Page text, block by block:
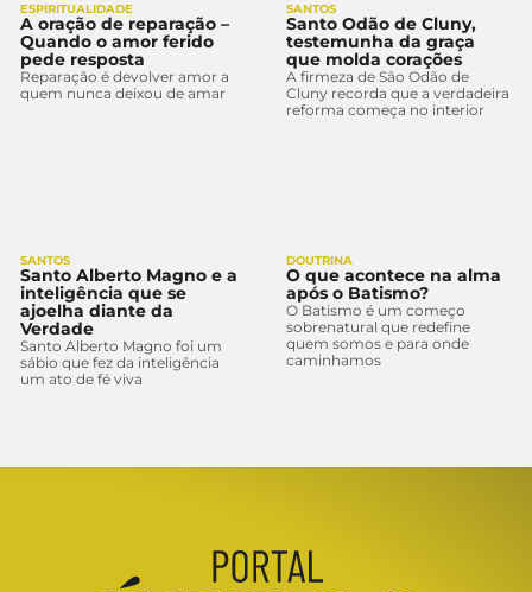
ESPIRITUALIDADE
A oração de reparação –
Quando o amor ferido
pede resposta
Reparação é devolver amor a
quem nunca deixou de amar
SANTOS
Santo Odão de Cluny,
testemunha da graça
que molda corações
A firmeza de São Odão de
Cluny recorda que a verdadeira
reforma começa no interior
SANTOS
Santo Alberto Magno e a
inteligência que se
ajoelha diante da
Verdade
Santo Alberto Magno foi um
sábio que fez da inteligência
um ato de fé viva
DOUTRINA
O que acontece na alma
após o Batismo?
O Batismo é um começo
sobrenatural que redefine
quem somos e para onde
caminhamos